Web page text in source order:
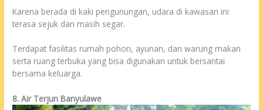
Karena berada di kaki pengunungan, udara di kawasan ini
terasa sejuk dan masih segar.
Terdapat fasilitas rumah pohon, ayunan, dan warung makan
serta ruang terbuka yang bisa digunakan untuk bersantai
bersama keluarga.
8. Air Terjun Banyulawe